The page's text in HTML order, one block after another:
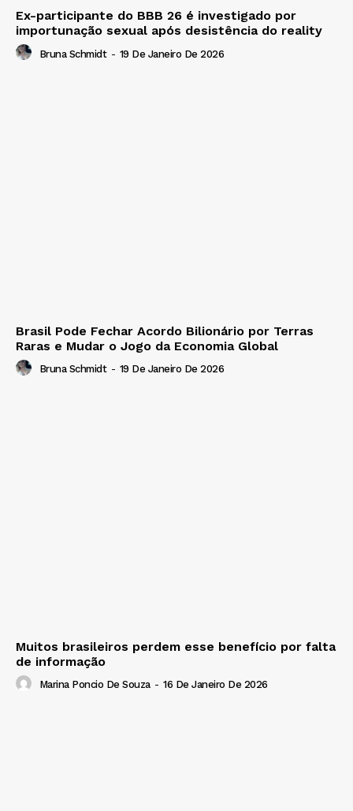
Ex-participante do BBB 26 é investigado por
importunação sexual após desistência do reality
Bruna Schmidt - 19 De Janeiro De 2026
Brasil Pode Fechar Acordo Bilionário por Terras
Raras e Mudar o Jogo da Economia Global
Bruna Schmidt - 19 De Janeiro De 2026
Muitos brasileiros perdem esse benefício por falta
de informação
Marina Poncio De Souza - 16 De Janeiro De 2026